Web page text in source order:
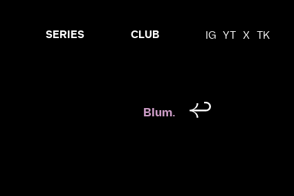
SERIES CLUB IG YT X TK
Blum.